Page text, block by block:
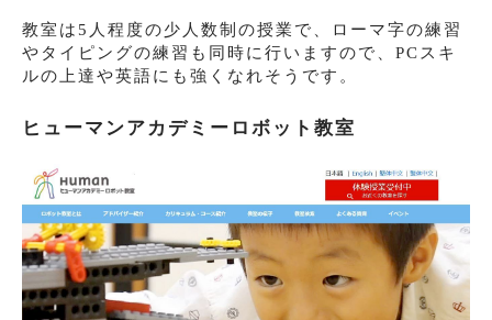
教室は5人程度の少人数制の授業で、ローマ字の練習
やタイピングの練習も同時に行いますので、PCスキ
ルの上達や英語にも強くなれそうです。
ヒューマンアカデミーロボット教室